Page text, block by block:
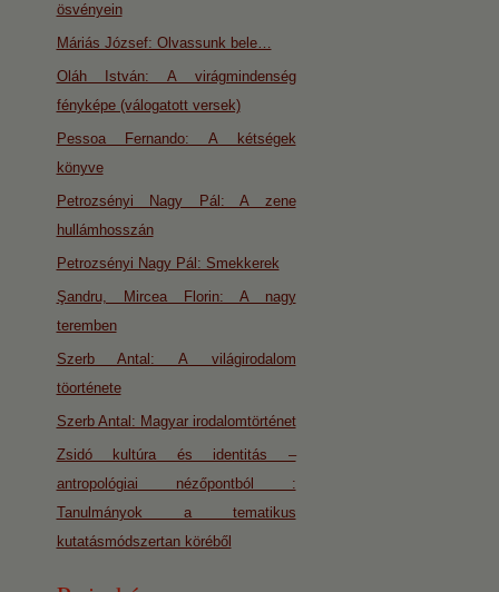
ösvényein
Máriás József: Olvassunk bele…
Oláh István: A virágmindenség
fényképe (válogatott versek)
Pessoa Fernando: A kétségek
könyve
Petrozsényi Nagy Pál: A zene
hullámhosszán
Petrozsényi Nagy Pál: Smekkerek
Şandru, Mircea Florin: A nagy
teremben
Szerb Antal: A világirodalom
töorténete
Szerb Antal: Magyar irodalomtörténet
Zsidó kultúra és identitás –
antropológiai nézőpontból :
Tanulmányok a tematikus
kutatásmódszertan köréből